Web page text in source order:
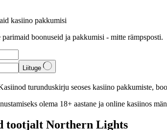
kasiino pakkumisi
parimaid boonuseid ja pakkumisi - mitte rämpsposti.
Liituge
turunduskirju seoses kasiino pakkumiste,
olema 18+ aastane ja online kasiinos
tootjalt Northern Lights